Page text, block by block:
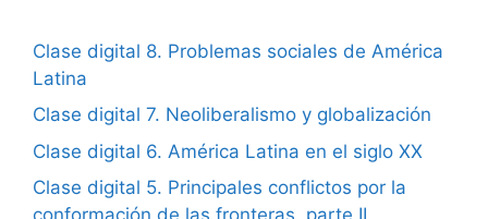
Clase digital 8. Problemas sociales de América
Latina
Clase digital 7. Neoliberalismo y globalización
Clase digital 6. América Latina en el siglo XX
Clase digital 5. Principales conflictos por la